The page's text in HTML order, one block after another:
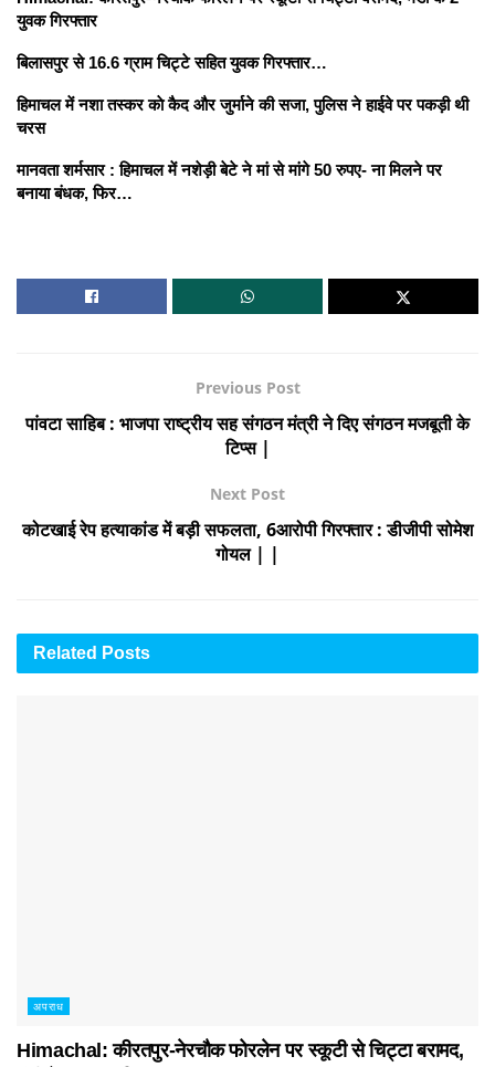
युवक गिरफ्तार
बिलासपुर से 16.6 ग्राम चिट्टे सहित युवक गिरफ्तार…
हिमाचल में नशा तस्कर काे कैद और जुर्माने की सजा, पुलिस ने हाईवे पर पकड़ी थी
चरस
मानवता शर्मसार : हिमाचल में नशेड़ी बेटे ने मां से मांगे 50 रुपए- ना मिलने पर
बनाया बंधक, फिर…
Previous Post
पांवटा साहिब : भाजपा राष्ट्रीय सह संगठन मंत्री ने दिए संगठन मजबूती के
टिप्स |
Next Post
कोटखाई रेप हत्याकांड में बड़ी सफलता, 6आरोपी गिरफ्तार : डीजीपी सोमेश
गोयल | |
Related Posts
अपराध
Himachal: कीरतपुर-नेरचौक फोरलेन पर स्कूटी से चिट्टा बरामद,